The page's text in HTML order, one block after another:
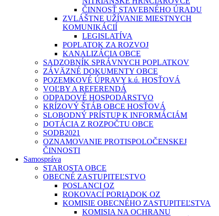
ČINNOSŤ STAVEBNÉHO ÚRADU
ZVLÁŠTNE UŽÍVANIE MIESTNYCH
KOMUNIKÁCIÍ
LEGISLATÍVA
POPLATOK ZA ROZVOJ
KANALIZÁCIA OBCE
SADZOBNÍK SPRÁVNYCH POPLATKOV
ZÁVÄZNÉ DOKUMENTY OBCE
POZEMKOVÉ ÚPRAVY k.ú. HOSŤOVÁ
VOĽBY A REFERENDÁ
ODPADOVÉ HOSPODÁRSTVO
KRÍZOVÝ ŠTÁB OBCE HOSŤOVÁ
SLOBODNÝ PRÍSTUP K INFORMÁCIÁM
DOTÁCIA Z ROZPOČTU OBCE
SODB2021
OZNAMOVANIE PROTISPOLOČENSKEJ
ČINNOSTI
Samospráva
STAROSTA OBCE
OBECNÉ ZASTUPITEĽSTVO
POSLANCI OZ
ROKOVACÍ PORIADOK OZ
KOMISIE OBECNÉHO ZASTUPITEĽSTVA
KOMISIA NA OCHRANU